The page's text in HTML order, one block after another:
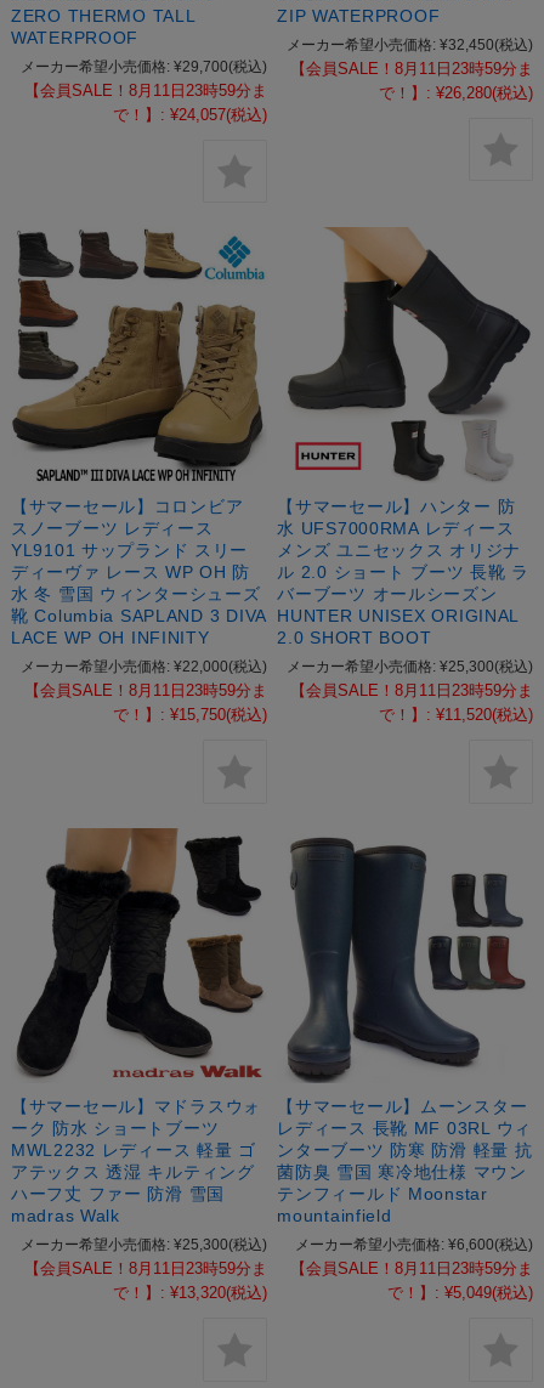
ZERO THERMO TALL
WATERPROOF
メーカー希望小売価格: ¥29,700(税込)
【会員SALE！8月11日23時59分ま
で！】: ¥24,057(税込)
ZIP WATERPROOF
メーカー希望小売価格: ¥32,450(税込)
【会員SALE！8月11日23時59分ま
で！】: ¥26,280(税込)
【サマーセール】コロンビア
スノーブーツ レディース
YL9101 サップランド スリー
ディーヴァ レース WP OH 防
水 冬 雪国 ウィンターシューズ
靴 Columbia SAPLAND 3 DIVA
LACE WP OH INFINITY
メーカー希望小売価格: ¥22,000(税込)
【会員SALE！8月11日23時59分ま
で！】: ¥15,750(税込)
【サマーセール】ハンター 防
水 UFS7000RMA レディース
メンズ ユニセックス オリジナ
ル 2.0 ショート ブーツ 長靴 ラ
バーブーツ オールシーズン
HUNTER UNISEX ORIGINAL
2.0 SHORT BOOT
メーカー希望小売価格: ¥25,300(税込)
【会員SALE！8月11日23時59分ま
で！】: ¥11,520(税込)
【サマーセール】マドラスウォ
ーク 防水 ショートブーツ
MWL2232 レディース 軽量 ゴ
アテックス 透湿 キルティング
ハーフ丈 ファー 防滑 雪国
madras Walk
メーカー希望小売価格: ¥25,300(税込)
【会員SALE！8月11日23時59分ま
で！】: ¥13,320(税込)
【サマーセール】ムーンスター
レディース 長靴 MF 03RL ウィ
ンターブーツ 防寒 防滑 軽量 抗
菌防臭 雪国 寒冷地仕様 マウン
テンフィールド Moonstar
mountainfield
メーカー希望小売価格: ¥6,600(税込)
【会員SALE！8月11日23時59分ま
で！】: ¥5,049(税込)